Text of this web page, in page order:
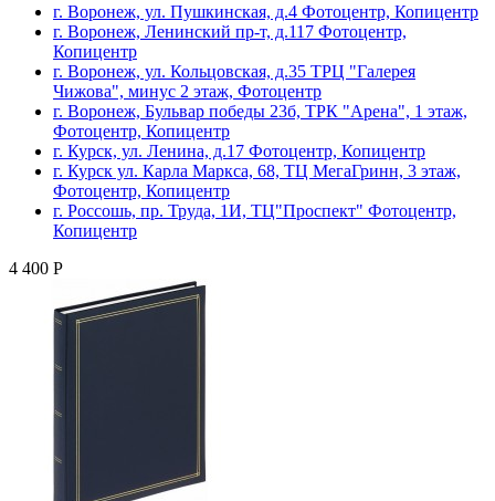
г. Воронеж, ул. Пушкинская, д.4 Фотоцентр, Копицентр
г. Воронеж, Ленинский пр-т, д.117 Фотоцентр,
Копицентр
г. Воронеж, ул. Кольцовская, д.35 ТРЦ "Галерея
Чижова", минус 2 этаж, Фотоцентр
г. Воронеж, Бульвар победы 23б, ТРК "Арена", 1 этаж,
Фотоцентр, Копицентр
г. Курск, ул. Ленина, д.17 Фотоцентр, Копицентр
г. Курск ул. Карла Маркса, 68, ТЦ МегаГринн, 3 этаж,
Фотоцентр, Копицентр
г. Россошь, пр. Труда, 1И, ТЦ"Проспект" Фотоцентр,
Копицентр
4 400 Р